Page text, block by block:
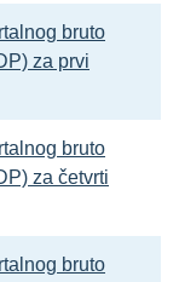
bruto
za prvi
bruto
za četvrti
bruto